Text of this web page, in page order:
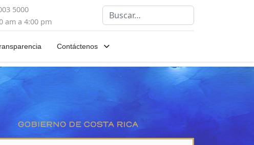
5000
am a 4:00 pm
Buscar
Contáctenos